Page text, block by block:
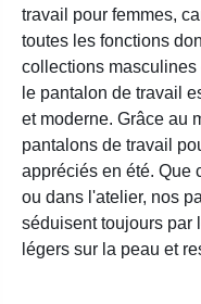
travail pour femmes,
toutes les fonctions
collections masculines
le pantalon de travail
et moderne. Grâce au
pantalons de travail
appréciés en été. Que
ou dans l'atelier, nos
séduisent toujours par
légers sur la peau et